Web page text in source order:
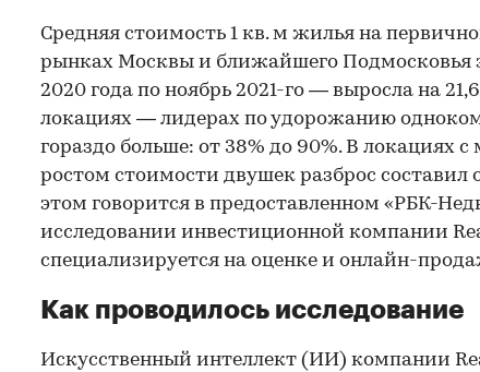
Средняя стоимость 1 кв. м жилья на
рынках Москвы и ближайшего Подмосковья
2020 года по ноябрь 2021-го — выросла на
локациях — лидерах по удорожанию
гораздо больше: от 38% до 90%. В локациях
ростом стоимости двушек разброс составил
этом говорится в предоставленном «РБК-
исследовании инвестиционной компании
специализируется на оценке и онлайн-
Как проводилось исследование
Искусственный интеллект (ИИ) компании